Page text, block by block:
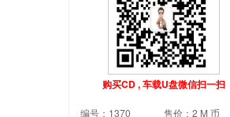
购买CD , 车载U盘微信扫一扫
编号：1370
售价：2 M 币